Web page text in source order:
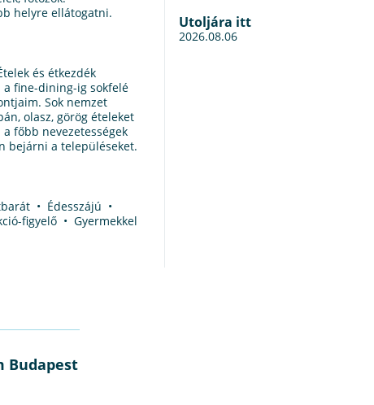
helyre ellátogatni.
és étkezdék
fine-dining-ig sokfelé
Sok nemzet
olasz, görög ételeket
főbb nevezetességek
bejárni a településeket.
• Édesszájú •
figyelő • Gyermekkel
Utoljára itt
2026.08.06
Budapest